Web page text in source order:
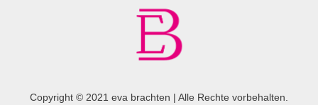
Copyright © 2021 eva brachten | Alle Rechte vorbehalten.